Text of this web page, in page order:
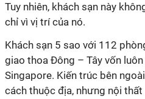
Tuy nhiên, khách sạn này
chỉ vì vị trí của nó.
Khách sạn 5 sao với 112
giao thoa Đông – Tây vốn
Singapore. Kiến trúc bên
cách thuộc địa, nhưng nội